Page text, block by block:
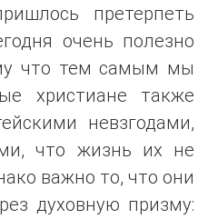
претерпеть
очень полезно
что тем самым мы
христиане также
невзгодами,
что жизнь их не
важно то, что они
духовную призму: